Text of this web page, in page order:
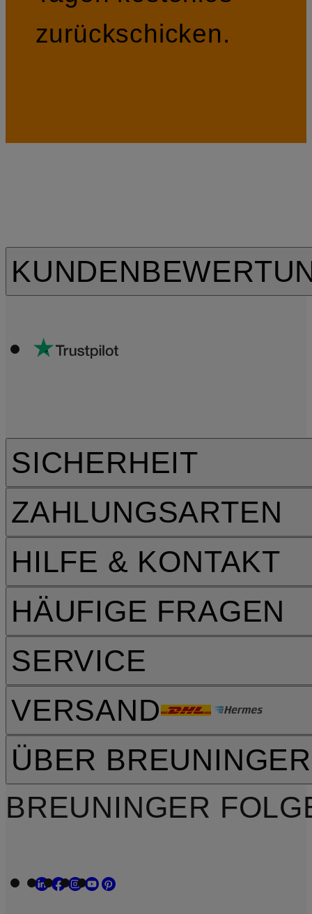
zurückschicken.
HILFE & KONTAKT
HÄUFIGE FRAGEN
SERVICE
VERSAND
SICHERHEIT
ZAHLUNGSARTEN
ÜBER BREUNINGER
BREUNINGER